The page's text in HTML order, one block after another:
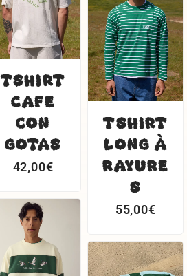
TSHIRT
CAFE
CON
GOTAS
42,00€
TSHIRT
LONG À
RAYURE
S
55,00€